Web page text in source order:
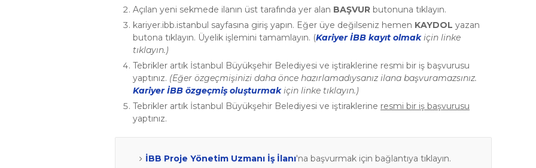
Açılan yeni sekmede ilanın üst tarafında yer alan BAŞVUR butonuna tıklayın.
kariyer.ibb.istanbul sayfasına giriş yapın. Eğer üye değilseniz hemen KAYDOL yazan
butona tıklayın. Üyelik işlemini tamamlayın. (Kariyer İBB kayıt olmakiçin linke
tıklayın.)
Tebrikler artık İstanbul Büyükşehir Belediyesi ve iştiraklerine resmi bir iş başvurusu
yaptınız. (Eğer özgeçmişinizi daha önce hazırlamadıysanız ilana başvuramazsınız.
Kariyer İBB özgeçmiş oluşturmakiçin linke tıklayın.)
Tebrikler artık İstanbul Büyükşehir Belediyesi ve iştiraklerine resmi bir iş başvurusu
yaptınız.
İBB Proje Yönetim Uzmanı İş İlanı'na başvurmak için bağlantıya tıklayın.